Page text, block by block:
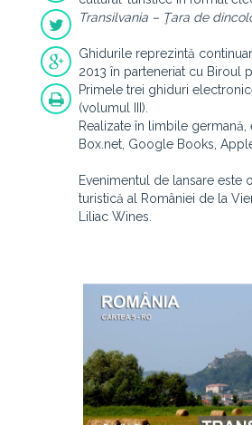
Transilvania – Ţara de
Ghidurile reprezintă
2013 în parteneriat cu Biroul
Primele trei ghiduri
(volumul III).
Realizate în limbile
Box.net, Google Books,
Evenimentul de lansare este
turistică al României de la
Liliac Wines.